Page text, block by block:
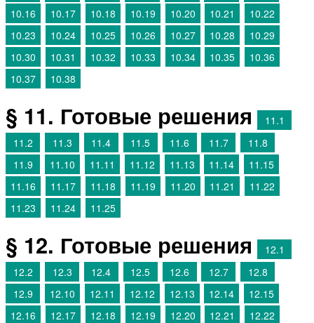
10.16
10.17 10.18 10.19 10.20 10.21
10.22
10.23
10.24 10.25 10.26 10.27 10.28
10.29
10.30
10.31 10.32 10.33 10.34 10.35
10.36
10.37
10.38
§ 11. Готовые решения
11.1
11.2
11.3 11.4 11.5 11.6 11.7
11.8
11.9
11.10 11.11 11.12 11.13 11.14
11.15
11.16
11.17 11.18 11.19 11.20 11.21
11.22
11.23
11.24 11.25
§ 12. Готовые решения
12.1
12.2
12.3 12.4 12.5 12.6 12.7
12.8
12.9
12.10 12.11 12.12 12.13 12.14
12.15
12.16
12.17 12.18 12.19 12.20 12.21
12.22